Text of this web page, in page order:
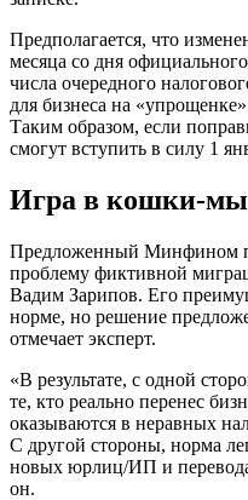
Предполагается, что
месяца со дня
числа очередного
для бизнеса на
Таким образом, если
смогут вступить в силу 1
Игра в кошки-
Предложенный Минфином
проблему фиктивной
Вадим Зарипов. Его
норме, но решение
отмечает эксперт.
«В результате, с одной
те, кто реально перенес
оказываются в неравных
С другой стороны, норма
новых юрлиц/ИП и
он.